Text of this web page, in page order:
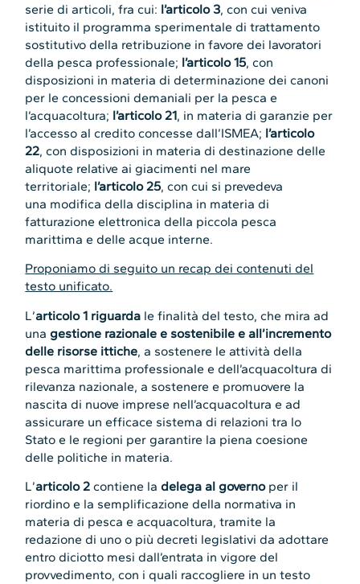
serie di articoli, fra cui: l’articolo 3, con cui veniva
istituito il programma sperimentale di trattamento
sostitutivo della retribuzione in favore dei lavoratori
della pesca professionale; l’articolo 15, con
disposizioni in materia di determinazione dei canoni
per le concessioni demaniali per la pesca e
l’acquacoltura; l’articolo 21, in materia di garanzie per
l’accesso al credito concesse dall’ISMEA; l’articolo
22, con disposizioni in materia di destinazione delle
aliquote relative ai giacimenti nel mare
territoriale; l’articolo 25, con cui si prevedeva
una modifica della disciplina in materia di
fatturazione elettronica della piccola pesca
marittima e delle acque interne.
Proponiamo di seguito un recap dei contenuti del
testo unificato.
L’articolo 1 riguarda le finalità del testo, che mira ad
unagestione razionale e sostenibile e all’incremento
delle risorse ittiche, a sostenere le attività della
pesca marittima professionale e dell’acquacoltura di
rilevanza nazionale, a sostenere e promuovere la
nascita di nuove imprese nell’acquacoltura e ad
assicurare un efficace sistema di relazioni tra lo
Stato e le regioni per garantire la piena coesione
delle politiche in materia.
L’articolo 2 contiene ladelega al governo per il
riordino e la semplificazione della normativa in
materia di pesca e acquacoltura, tramite la
redazione di uno o più decreti legislativi da adottare
entro diciotto mesi dall’entrata in vigore del
provvedimento, con i quali raccogliere in un testo